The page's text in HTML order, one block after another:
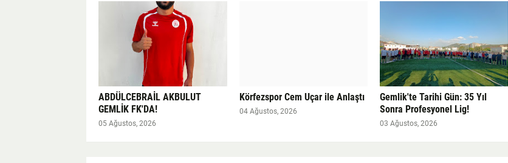
ABDÜLCEBRAİL AKBULUT
GEMLİK FK'DA!
05 Ağustos, 2026
Körfezspor Cem Uçar ile Anlaştı
04 Ağustos, 2026
Gemlik'te Tarihi Gün: 35 Yıl
Sonra Profesyonel Lig!
03 Ağustos, 2026